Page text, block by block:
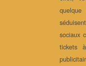
quelque
sociaux
tickets